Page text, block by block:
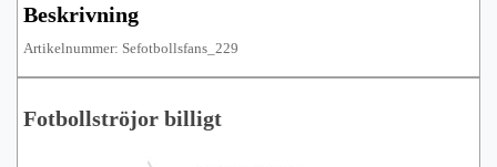
Beskrivning
Artikelnummer: Sefotbollsfans_229
Fotbollströjor billigt